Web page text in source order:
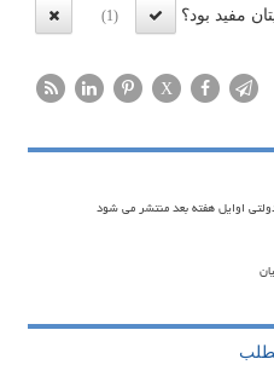
مفید بود؟
(1)
X
اوایل هفته بعد منتشر می شود